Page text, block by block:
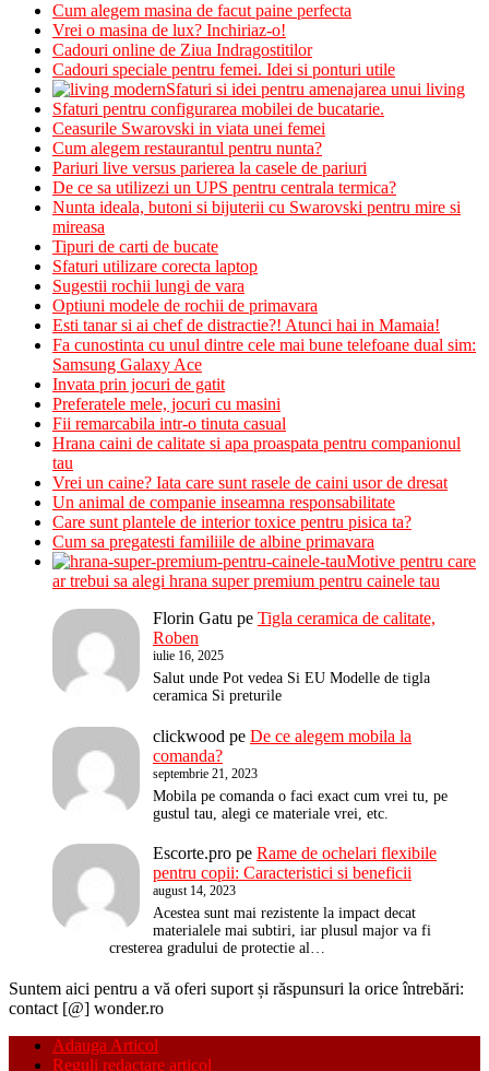
Cum alegem masina de facut paine perfecta
Vrei o masina de lux? Inchiriaz-o!
Cadouri online de Ziua Indragostitilor
Cadouri speciale pentru femei. Idei si ponturi utile
Sfaturi si idei pentru amenajarea unui living
Sfaturi pentru configurarea mobilei de bucatarie.
Ceasurile Swarovski in viata unei femei
Cum alegem restaurantul pentru nunta?
Pariuri live versus parierea la casele de pariuri
De ce sa utilizezi un UPS pentru centrala termica?
Nunta ideala, butoni si bijuterii cu Swarovski pentru mire si
mireasa
Tipuri de carti de bucate
Sfaturi utilizare corecta laptop
Sugestii rochii lungi de vara
Optiuni modele de rochii de primavara
Esti tanar si ai chef de distractie?! Atunci hai in Mamaia!
Fa cunostinta cu unul dintre cele mai bune telefoane dual sim:
Samsung Galaxy Ace
Invata prin jocuri de gatit
Preferatele mele, jocuri cu masini
Fii remarcabila intr-o tinuta casual
Hrana caini de calitate si apa proaspata pentru companionul
tau
Vrei un caine? Iata care sunt rasele de caini usor de dresat
Un animal de companie inseamna responsabilitate
Care sunt plantele de interior toxice pentru pisica ta?
Cum sa pregatesti familiile de albine primavara
Motive pentru care
ar trebui sa alegi hrana super premium pentru cainele tau
Florin Gatu pe Tigla ceramica de calitate,
Roben
iulie 16, 2025
Salut unde Pot vedea Si EU Modelle de tigla
ceramica Si preturile
clickwood pe De ce alegem mobila la
comanda?
septembrie 21, 2023
Mobila pe comanda o faci exact cum vrei tu, pe
gustul tau, alegi ce materiale vrei, etc.
Escorte.pro pe Rame de ochelari flexibile
pentru copii: Caracteristici si beneficii
august 14, 2023
Acestea sunt mai rezistente la impact decat
materialele mai subtiri, iar plusul major va fi
cresterea gradului de protectie al…
Suntem aici pentru a vă oferi suport și răspunsuri la orice întrebări:
contact [@] wonder.ro
Adauga Articol
Reguli redactare articol